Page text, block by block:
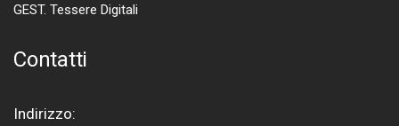
GEST. Tessere Digitali
Contatti
Indirizzo: